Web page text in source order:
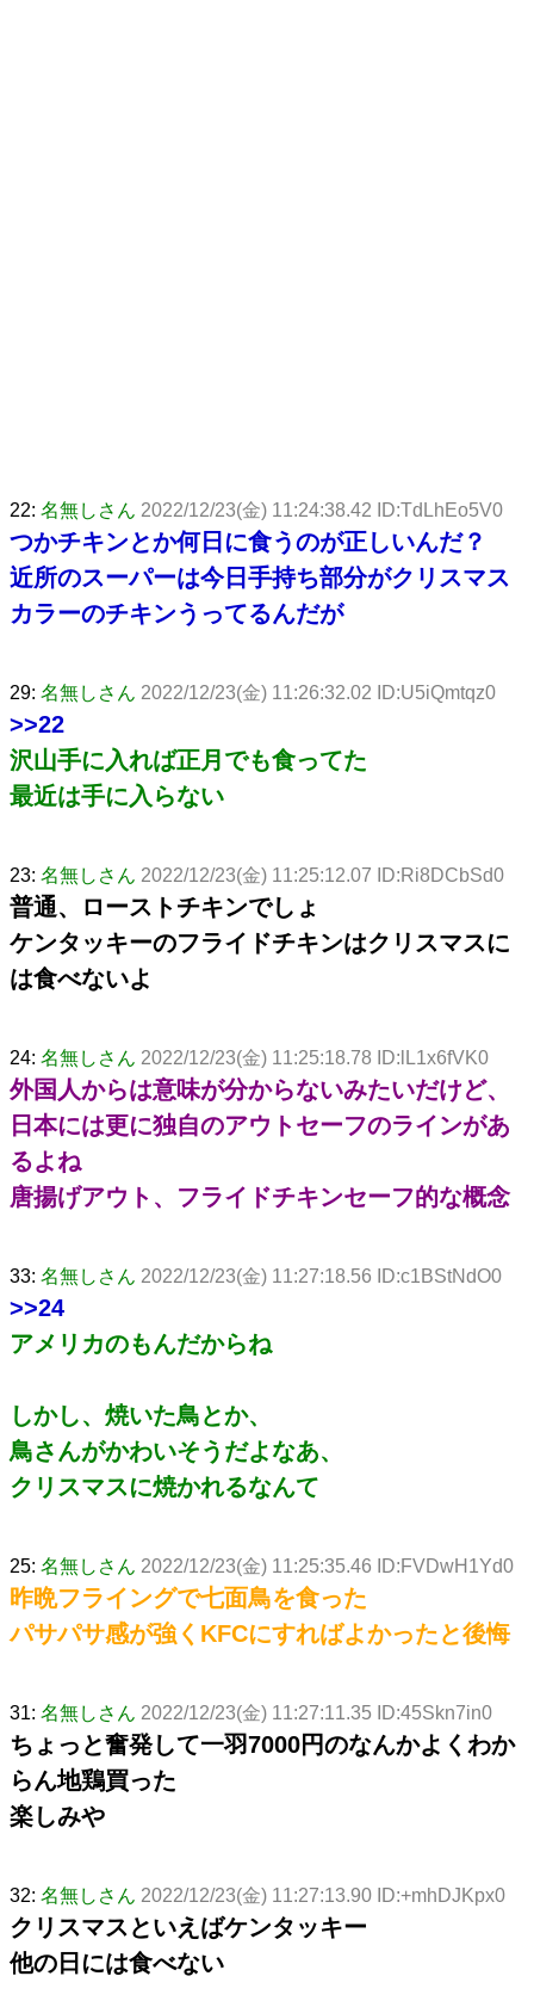
22: 名無しさん 2022/12/23(金) 11:24:38.42 ID:TdLhEo5V0
つかチキンとか何日に食うのが正しいんだ？
近所のスーパーは今日手持ち部分がクリスマス
カラーのチキンうってるんだが
29: 名無しさん 2022/12/23(金) 11:26:32.02 ID:U5iQmtqz0
>>22
沢山手に入れば正月でも食ってた
最近は手に入らない
23: 名無しさん 2022/12/23(金) 11:25:12.07 ID:Ri8DCbSd0
普通、ローストチキンでしょ
ケンタッキーのフライドチキンはクリスマスに
は食べないよ
24: 名無しさん 2022/12/23(金) 11:25:18.78 ID:lL1x6fVK0
外国人からは意味が分からないみたいだけど、
日本には更に独自のアウトセーフのラインがあ
るよね
唐揚げアウト、フライドチキンセーフ的な概念
33: 名無しさん 2022/12/23(金) 11:27:18.56 ID:c1BStNdO0
>>24
アメリカのもんだからね
しかし、焼いた鳥とか、
鳥さんがかわいそうだよなあ、
クリスマスに焼かれるなんて
25: 名無しさん 2022/12/23(金) 11:25:35.46 ID:FVDwH1Yd0
昨晩フライングで七面鳥を食った
パサパサ感が強くKFCにすればよかったと後悔
31: 名無しさん 2022/12/23(金) 11:27:11.35 ID:45Skn7in0
ちょっと奮発して一羽7000円のなんかよくわか
らん地鶏買った
楽しみや
32: 名無しさん 2022/12/23(金) 11:27:13.90 ID:+mhDJKpx0
クリスマスといえばケンタッキー
他の日には食べない